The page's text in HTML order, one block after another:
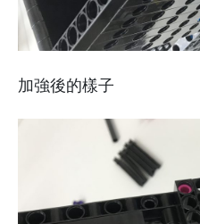
加強後的樣子